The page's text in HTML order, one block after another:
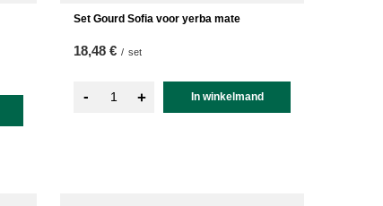
Set Gourd Sofia voor yerba mate
18,48 € / set
- + In winkelmand